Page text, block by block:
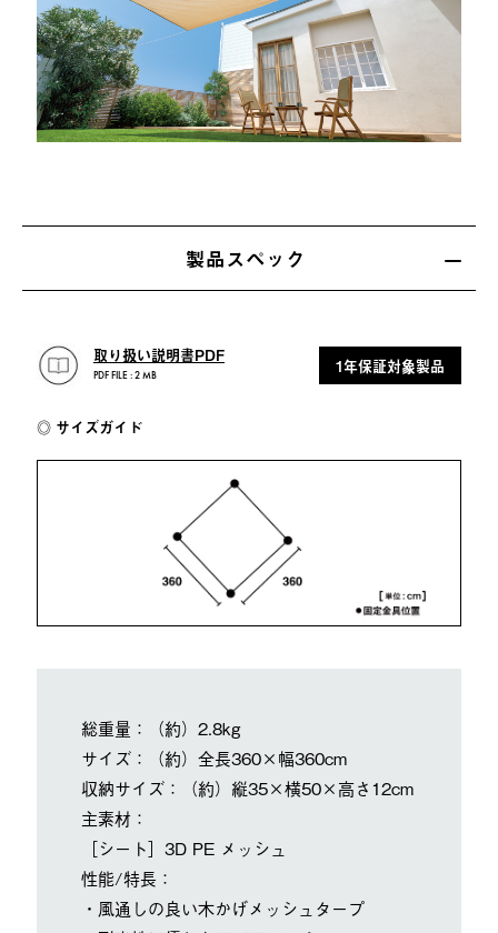
製品スペック
取り扱い説明書PDF
PDF FILE : 2 MB
1年保証対象製品
サイズガイド
総重量：（約）2.8kg
サイズ：（約）全長360×幅360cm
収納サイズ：（約）縦35×横50×高さ12cm
主素材：
［シート］3D PE メッシュ
性能/特長：
・風通しの良い木かげメッシュタープ